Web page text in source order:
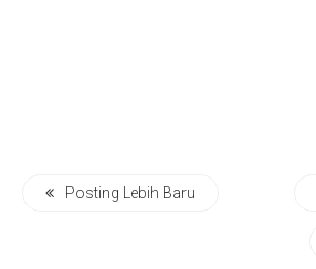
Posting Lebih Baru